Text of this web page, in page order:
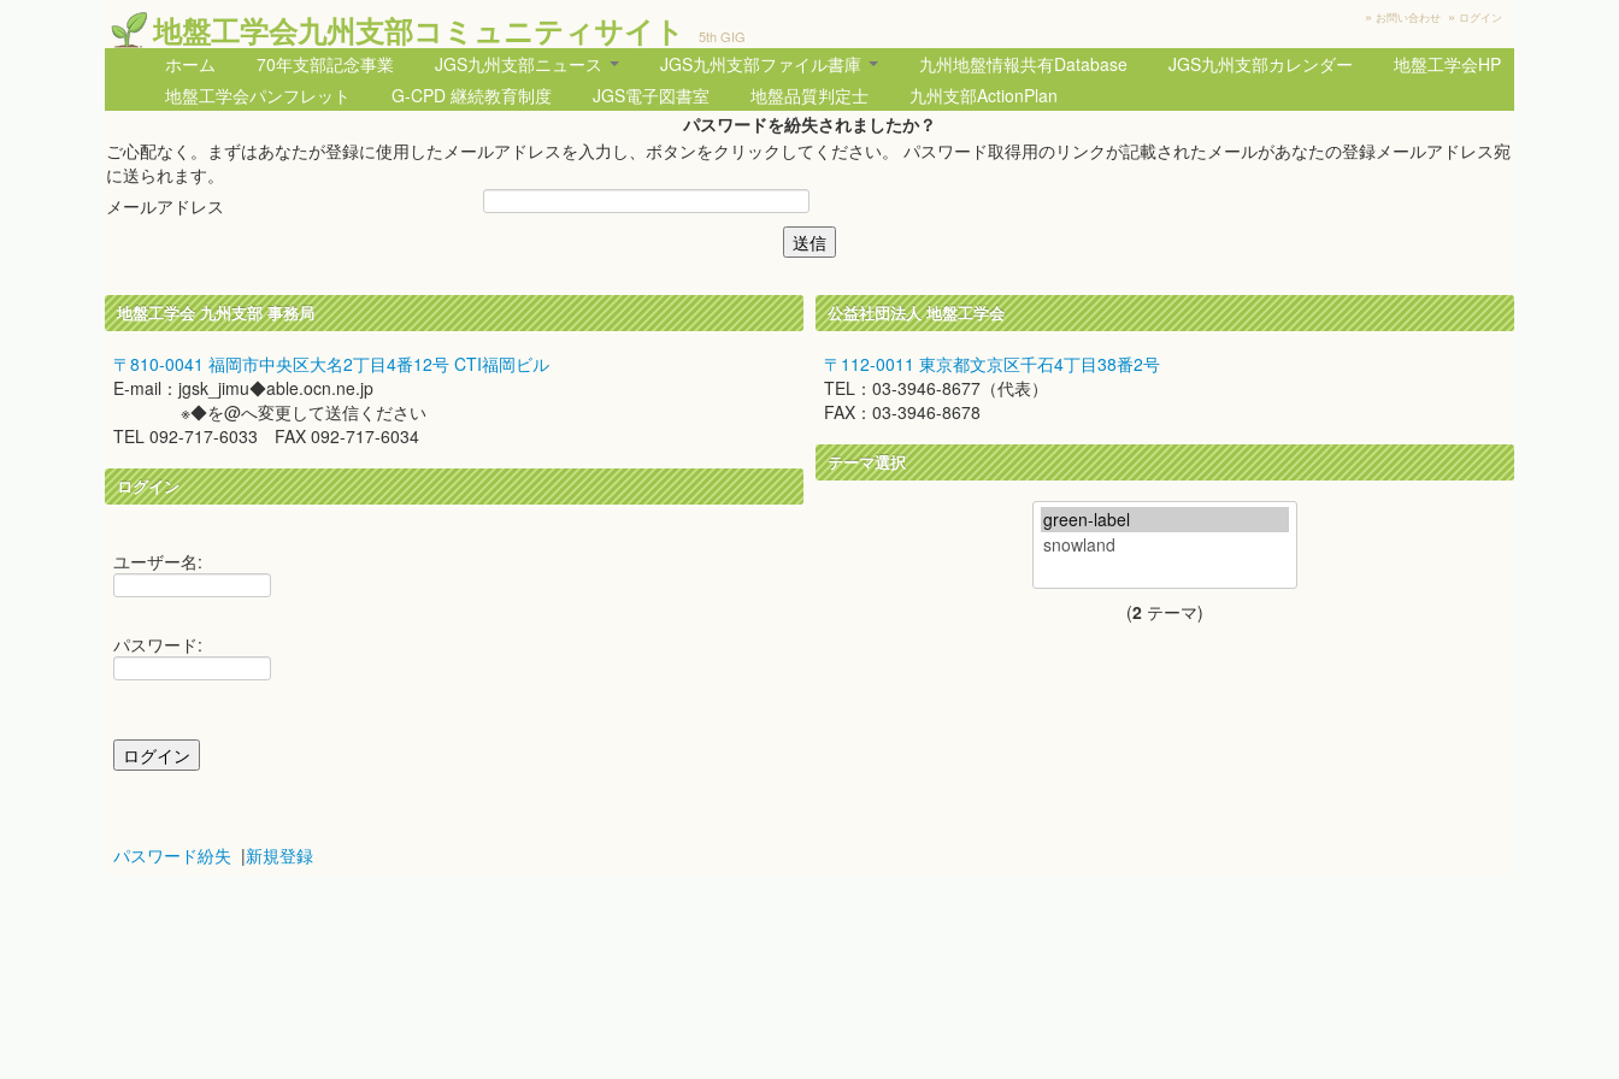
地盤工学会九州支部コミュニティサイト 5th GIG
» お問い合わせ » ログイン
ホーム 70年支部記念事業 JGS九州支部ニュース JGS九州支部ファイル書庫 九州地盤情報共有Database JGS九州支部カレンダー
地盤工学会HP
地盤工学会パンフレット
G-CPD 継続教育制度 JGS電子図書室 地盤品質判定士
九州支部ActionPlan
パスワードを紛失されましたか？
ご心配なく。まずはあなたが登録に使用したメールアドレスを入力し、ボタンをクリックしてください。 パスワード取得用のリンクが記載されたメールがあなたの登録メールアドレス宛
に送られます。
メールアドレス
地盤工学会 九州支部 事務局
〒810-0041 福岡市中央区大名2丁目4番12号 CTI福岡ビル
E-mail：jgsk_jimu◆able.ocn.ne.jp
※◆を@へ変更して送信ください
TEL 092-717-6033 FAX 092-717-6034
ログイン
ユーザー名:
パスワード:
パスワード紛失 |新規登録
公益社団法人 地盤工学会
〒112-0011 東京都文京区千石4丁目38番2号
TEL：03-3946-8677（代表）
FAX：03-3946-8678
テーマ選択
(2 テーマ)